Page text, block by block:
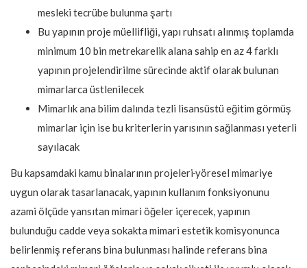
mesleki tecrübe bulunma şartı
Bu yapının proje müellifliği, yapı ruhsatı alınmış toplamda
minimum 10 bin metrekarelik alana sahip en az 4 farklı
yapının projelendirilme sürecinde aktif olarak bulunan
mimarlarca üstlenilecek
Mimarlık ana bilim dalında tezli lisansüstü eğitim görmüş
mimarlar için ise bu kriterlerin yarısının sağlanması yeterli
sayılacak
Bu kapsamdaki kamu binalarının projeleri yöresel mimariye
uygun olarak tasarlanacak, yapının kullanım fonksiyonunu
azami ölçüde yansıtan mimari öğeler içerecek, yapının
bulunduğu cadde veya sokakta mimari estetik komisyonunca
belirlenmiş referans bina bulunması halinde referans bina